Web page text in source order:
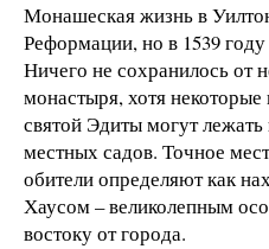
Монашеская жизнь в
Реформации, но в 1539 году
Ничего не сохранилось от
монастыря, хотя
святой Эдиты могут
местных садов. Точное
обители определяют как
Хаусом – великолепным
востоку от города.